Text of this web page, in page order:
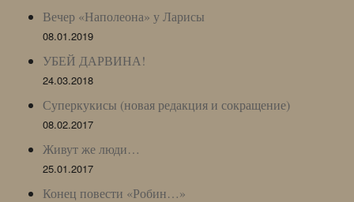
Вечер «Наполеона» у Ларисы
08.01.2019
УБЕЙ ДАРВИНА!
24.03.2018
Суперкукисы (новая редакция и сокращение)
08.02.2017
Живут же люди…
25.01.2017
Конец повести «Робин…»